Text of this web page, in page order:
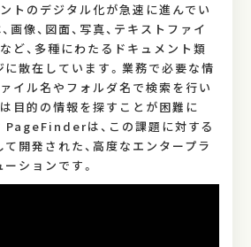
トのデジタル化が急速に進んでい
画像、図面、写真、テキストファイ
ど、多種にわたるドキュメント類
散在しています。業務で必要な情
イル名やフォルダ名で検索を行い
目的の情報を探すことが困難に
PageFinderは、この課題に対する
開発された、高度なエンタープラ
ションです。